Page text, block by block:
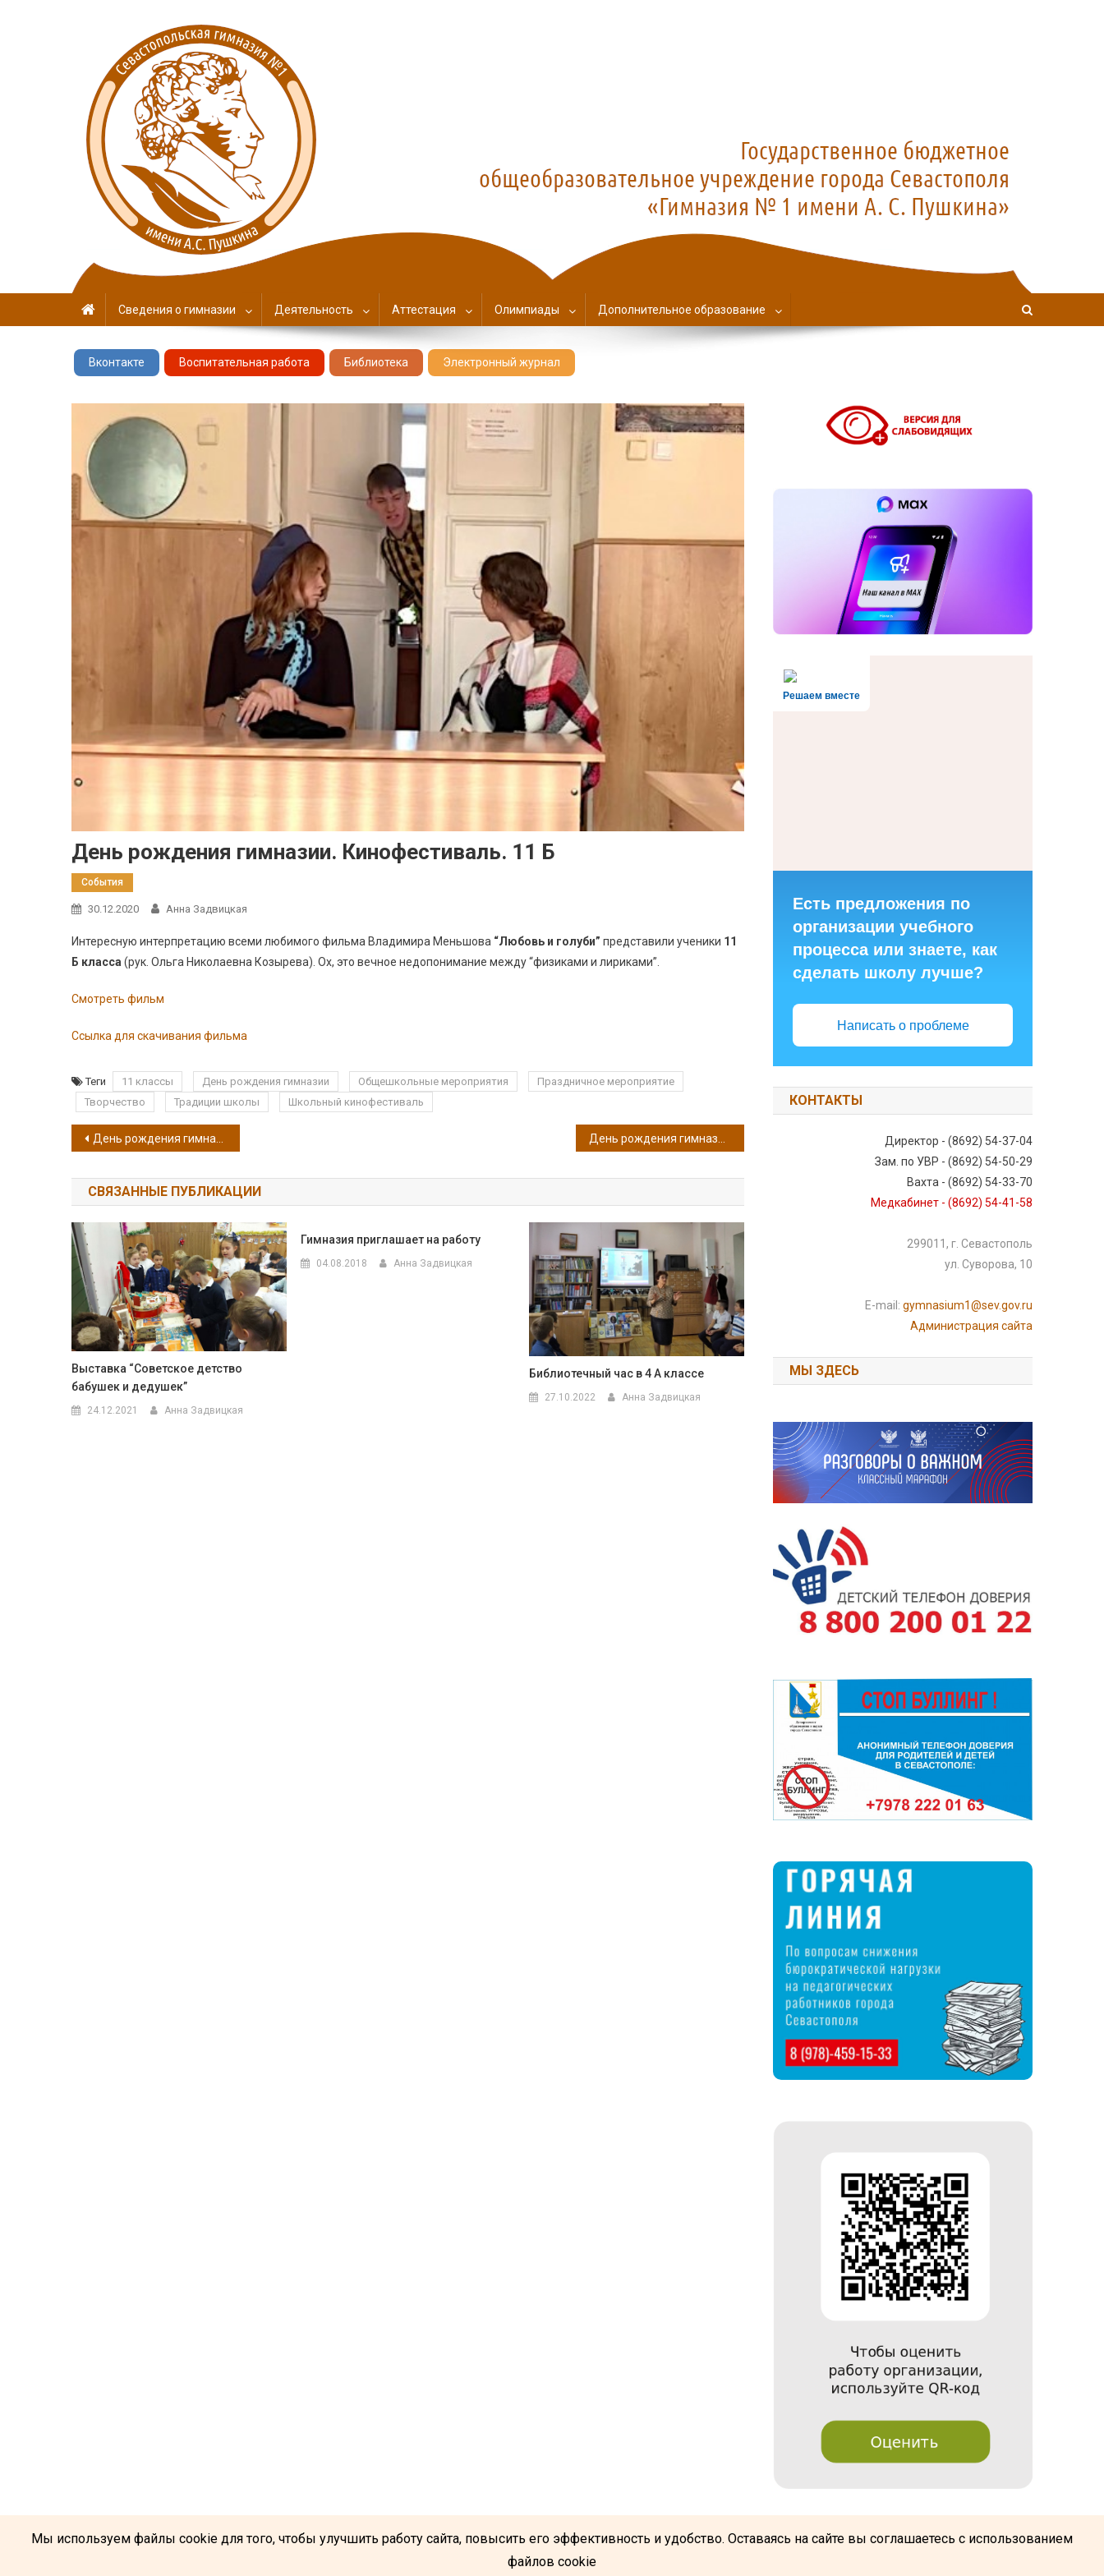
Севастопольская гимназия №1
имени А. С. Пушкина
Сведения о гимназии Деятельность Аттестация Олимпиады Дополнительное образование
Вконтакте Воспитательная работа Библиотека Электронный журнал
День рождения гимназии. Кинофестиваль. 11 Б
События
30.12.2020 Анна Задвицкая
Интересную интерпретацию всеми любимого фильма Владимира Меньшова “Любовь и голуби” представили ученики 11
Б класса (рук. Ольга Николаевна Козырева). Ох, это вечное недопонимание между “физиками и лириками”.
Смотреть фильм
Ссылка для скачивания фильма
Теги 11 классы День рождения гимназии Общешкольные мероприятия
Праздничное мероприятие
Творчество
Традиции школы Школьный кинофестиваль
Навигация по записям
День рождения гимназии. Кинофестиваль. 9 В
СВЯЗАННЫЕ ПУБЛИКАЦИИ
Выставка “Советское детство
бабушек и дедушек”
24.12.2021 Анна Задвицкая
Гимназия приглашает на работу
04.08.2018 Анна Задвицкая
Библиотечный час в 4 А классе
27.10.2022 Анна Задвицкая
Решаем вместе
Есть предложения по
организации учебного
процесса или знаете, как
сделать школу лучше?
Написать о проблеме
КОНТАКТЫ
Директор - (8692) 54-37-04
Зам. по УВР - (8692) 54-50-29
Вахта - (8692) 54-33-70
Медкабинет - (8692) 54-41-58
299011, г. Севастополь
ул. Суворова, 10
E-mail: gymnasium1@sev.gov.ru
Администрация сайта
МЫ ЗДЕСЬ
@
Мы используем файлы cookie для того, чтобы улучшить работу сайта, повысить его эффективность и удобство. Оставаясь на сайте вы соглашаетесь с использованием
файлов cookie